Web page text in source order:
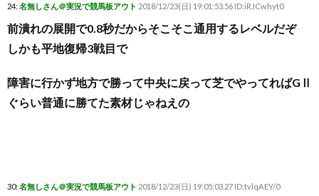
24: 名無しさん＠実況で競馬板アウト 2018/12/23(日) 19:01:53.56 ID:iRJCwhyt0
前潰れの展開で0.8秒だからそこそこ通用するレベルだぞ
しかも平地復帰3戦目で
障害に行かず地方で勝って中央に戻って芝でやってればGⅡ
ぐらい普通に勝てた素材じゃねえの
30: 名無しさん＠実況で競馬板アウト 2018/12/23(日) 19:05:03.27 ID:tvlqAEY/0